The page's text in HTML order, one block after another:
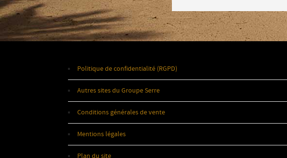
Politique de confidentialité (RGPD)
Autres sites du Groupe Serre
Conditions générales de vente
Mentions légales
Plan du site